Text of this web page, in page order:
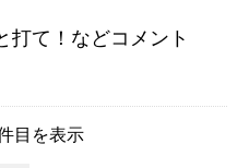
打て！などコメント
目を表示